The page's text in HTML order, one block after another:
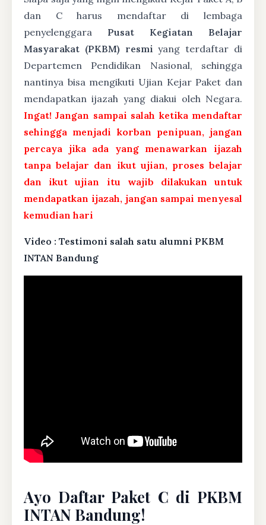
dan C harus mendaftar di lembaga
penyelenggara Pusat Kegiatan Belajar
Masyarakat (PKBM) resmi yang terdaftar di
Departemen Pendidikan Nasional, sehingga
nantinya bisa mengikuti Ujian Kejar Paket dan
mendapatkan ijazah yang diakui oleh Negara.
Ingat! Jangan sampai salah ketika mendaftar
sehingga menjadi korban penipuan, jangan
percaya jika ada yang menawarkan ijazah
tanpa belajar dan ikut ujian, proses belajar
dan ikut ujian itu wajib dilakukan untuk
mendapatkan ijazah, jangan sampai menyesal
kemudian hari
Video : Testimoni salah satu alumni PKBM
INTAN Bandung
Ayo Daftar Paket C di PKBM
INTAN Bandung!